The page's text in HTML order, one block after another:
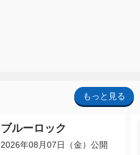
もっと見る
ブルーロック
2026年08月07日（金）公開